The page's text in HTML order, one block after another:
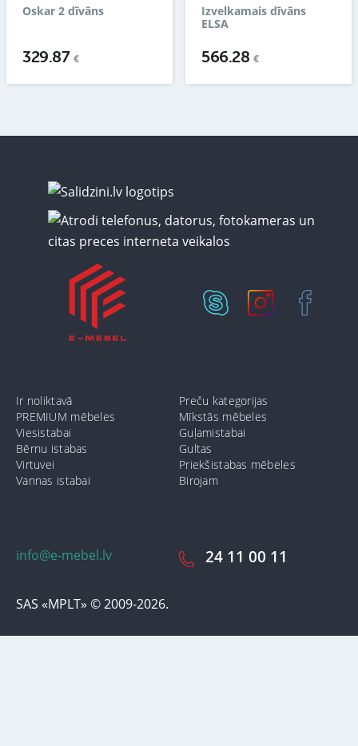
Oskar 2 dīvāns
329.87€
Izvelkamais dīvāns
ELSA
566.28€
info@e-mebel.lv
SAS «MPLT» © 2009-2026.
24 11 00 11
Ir noliktavā
Preču kategorijas
PREMIUM mēbeles
Mīkstās mēbeles
Viesistabai
Guļamistabai
Bērnu istabas
Gultas
Virtuvei
Priekšistabas mēbeles
Vannas istabai
Birojam